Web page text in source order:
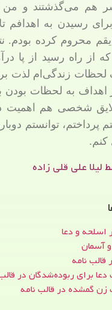
هم می‌گذشتند و من
رسیدن به اهدافم
محروم کرده بودم.
از راه رسید از پا
لحظات زندگی‌ام لذت
به لحظات بودن
شخصی هم اهمیت
توانستم
کنم.
علی قلی زاده
اسلحه و دعا
آسمان
قالب نامه
برای ربوده‌شدگان در
زن‌ گمشده در قالب نامه